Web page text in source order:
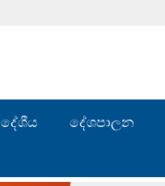
දේශීය දේශපාලන